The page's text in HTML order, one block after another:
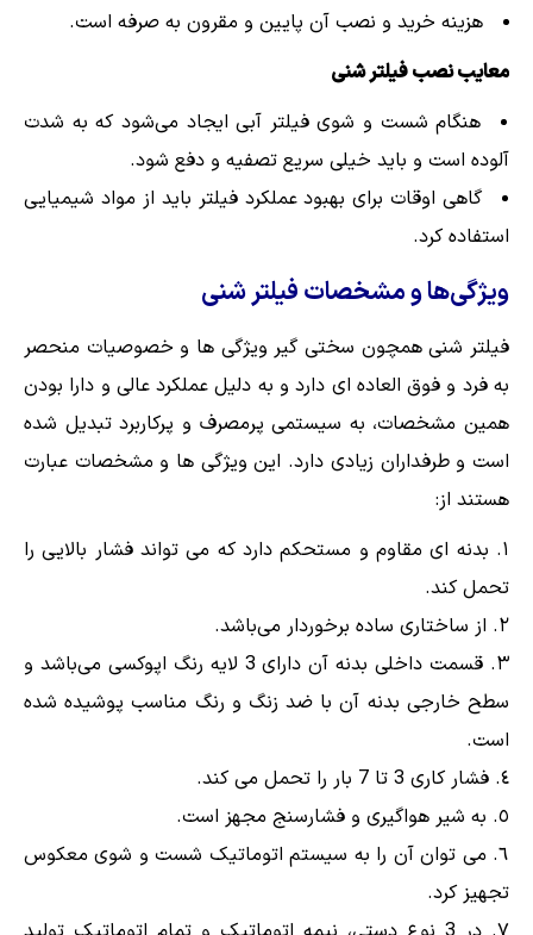
هزینه خرید و نصب آن پایین و مقرون به صرفه است.
معایب نصب فیلتر شنی
هنگام شست و شوی فیلتر آبی ایجاد می‌شود که به شدت
آلوده است و باید خیلی سریع تصفیه و دفع شود.
گاهی اوقات برای بهبود عملکرد فیلتر باید از مواد شیمیایی
استفاده کرد.
ویژگی‌ها و مشخصات فیلتر شنی
فیلتر شنی همچون سختی گیر ویژگی ها و خصوصیات منحصر
به فرد و فوق العاده ای دارد و به دلیل عملکرد عالی و دارا بودن
همین مشخصات، به سیستمی پرمصرف و پرکاربرد تبدیل شده
است و طرفداران زیادی دارد. این ویژگی ها و مشخصات عبارت
هستند از:
بدنه ای مقاوم و مستحکم دارد که می تواند فشار بالایی را
تحمل کند.
از ساختاری ساده برخوردار می‌باشد.
قسمت داخلی بدنه آن دارای 3 لایه رنگ اپوکسی می‌باشد و
سطح خارجی بدنه آن با ضد زنگ و رنگ مناسب پوشیده شده
است.
فشار کاری 3 تا 7 بار را تحمل می کند.
به شیر هواگیری و فشارسنج مجهز است.
می توان آن را به سیستم اتوماتیک شست و شوی معکوس
تجهیز کرد.